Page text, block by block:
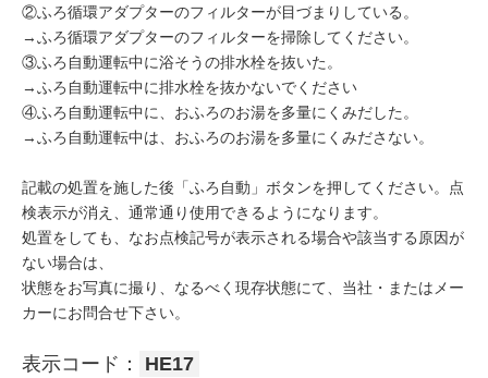
②ふろ循環アダプターのフィルターが目づまりしている。
→ふろ循環アダプターのフィルターを掃除してください。
③ふろ自動運転中に浴そうの排水栓を抜いた。
→ふろ自動運転中に排水栓を抜かないでください
④ふろ自動運転中に、おふろのお湯を多量にくみだした。
→ふろ自動運転中は、おふろのお湯を多量にくみださない。
記載の処置を施した後「ふろ自動」ボタンを押してください。点
検表示が消え、通常通り使用できるようになります。
処置をしても、なお点検記号が表示される場合や該当する原因が
ない場合は、
状態をお写真に撮り、なるべく現存状態にて、当社・またはメー
カーにお問合せ下さい。
表示コード： HE17